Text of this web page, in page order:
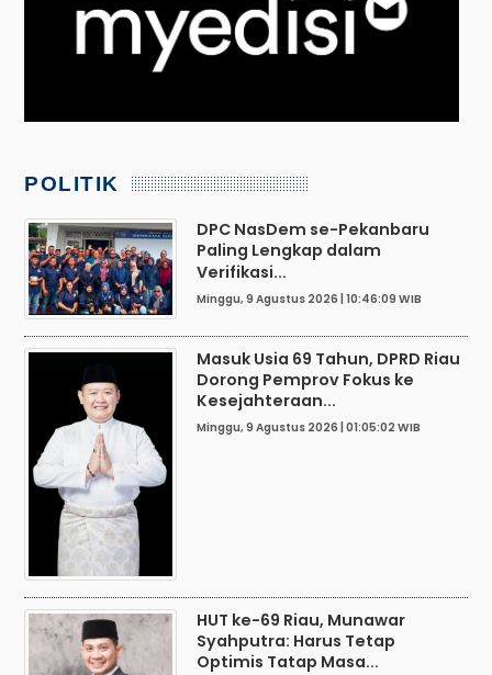
POLITIK
DPC NasDem se-Pekanbaru
Paling Lengkap dalam
Verifikasi...
Minggu, 9 Agustus 2026 | 10:46:09 WIB
Masuk Usia 69 Tahun, DPRD Riau
Dorong Pemprov Fokus ke
Kesejahteraan...
Minggu, 9 Agustus 2026 | 01:05:02 WIB
HUT ke-69 Riau, Munawar
Syahputra: Harus Tetap
Optimis Tatap Masa...